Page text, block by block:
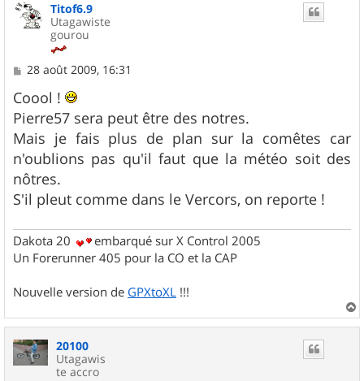
Titof6.9
Utagawiste
gourou
M
s
s
a
g
e
28 août 2009, 16:31
Coool !
Pierre57 sera peut être des notres.
Mais je fais plus de plan sur la comêtes car
n'oublions pas qu'il faut que la météo soit des
nôtres.
S'il pleut comme dans le Vercors, on reporte !
Dakota 20
embarqué sur X Control 2005
Un Forerunner 405 pour la CO et la CAP
Nouvelle version de GPXtoXL !!!
a
20100
Utagawis
te accro